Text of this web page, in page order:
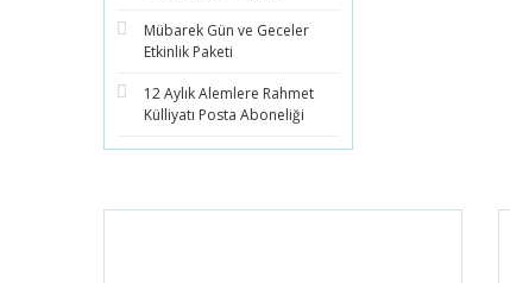
Mübarek Gün ve Geceler
Etkinlik Paketi
12 Aylık Alemlere Rahmet
Külliyatı Posta Aboneliği